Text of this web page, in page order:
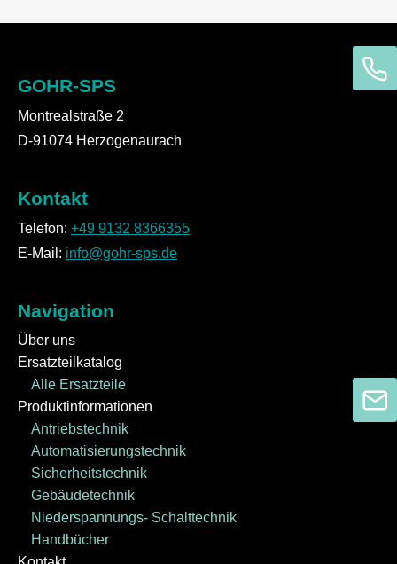
GOHR-SPS
Montrealstraße 2
D-91074 Herzogenaurach
Kontakt
Telefon: +49 9132 8366355
E-Mail: info@gohr-sps.de
Navigation
Über uns
Ersatzteilkatalog
Alle Ersatzteile
Produktinformationen
Antriebstechnik
Automatisierungstechnik
Sicherheitstechnik
Gebäudetechnik
Niederspannungs- Schalttechnik
Handbücher